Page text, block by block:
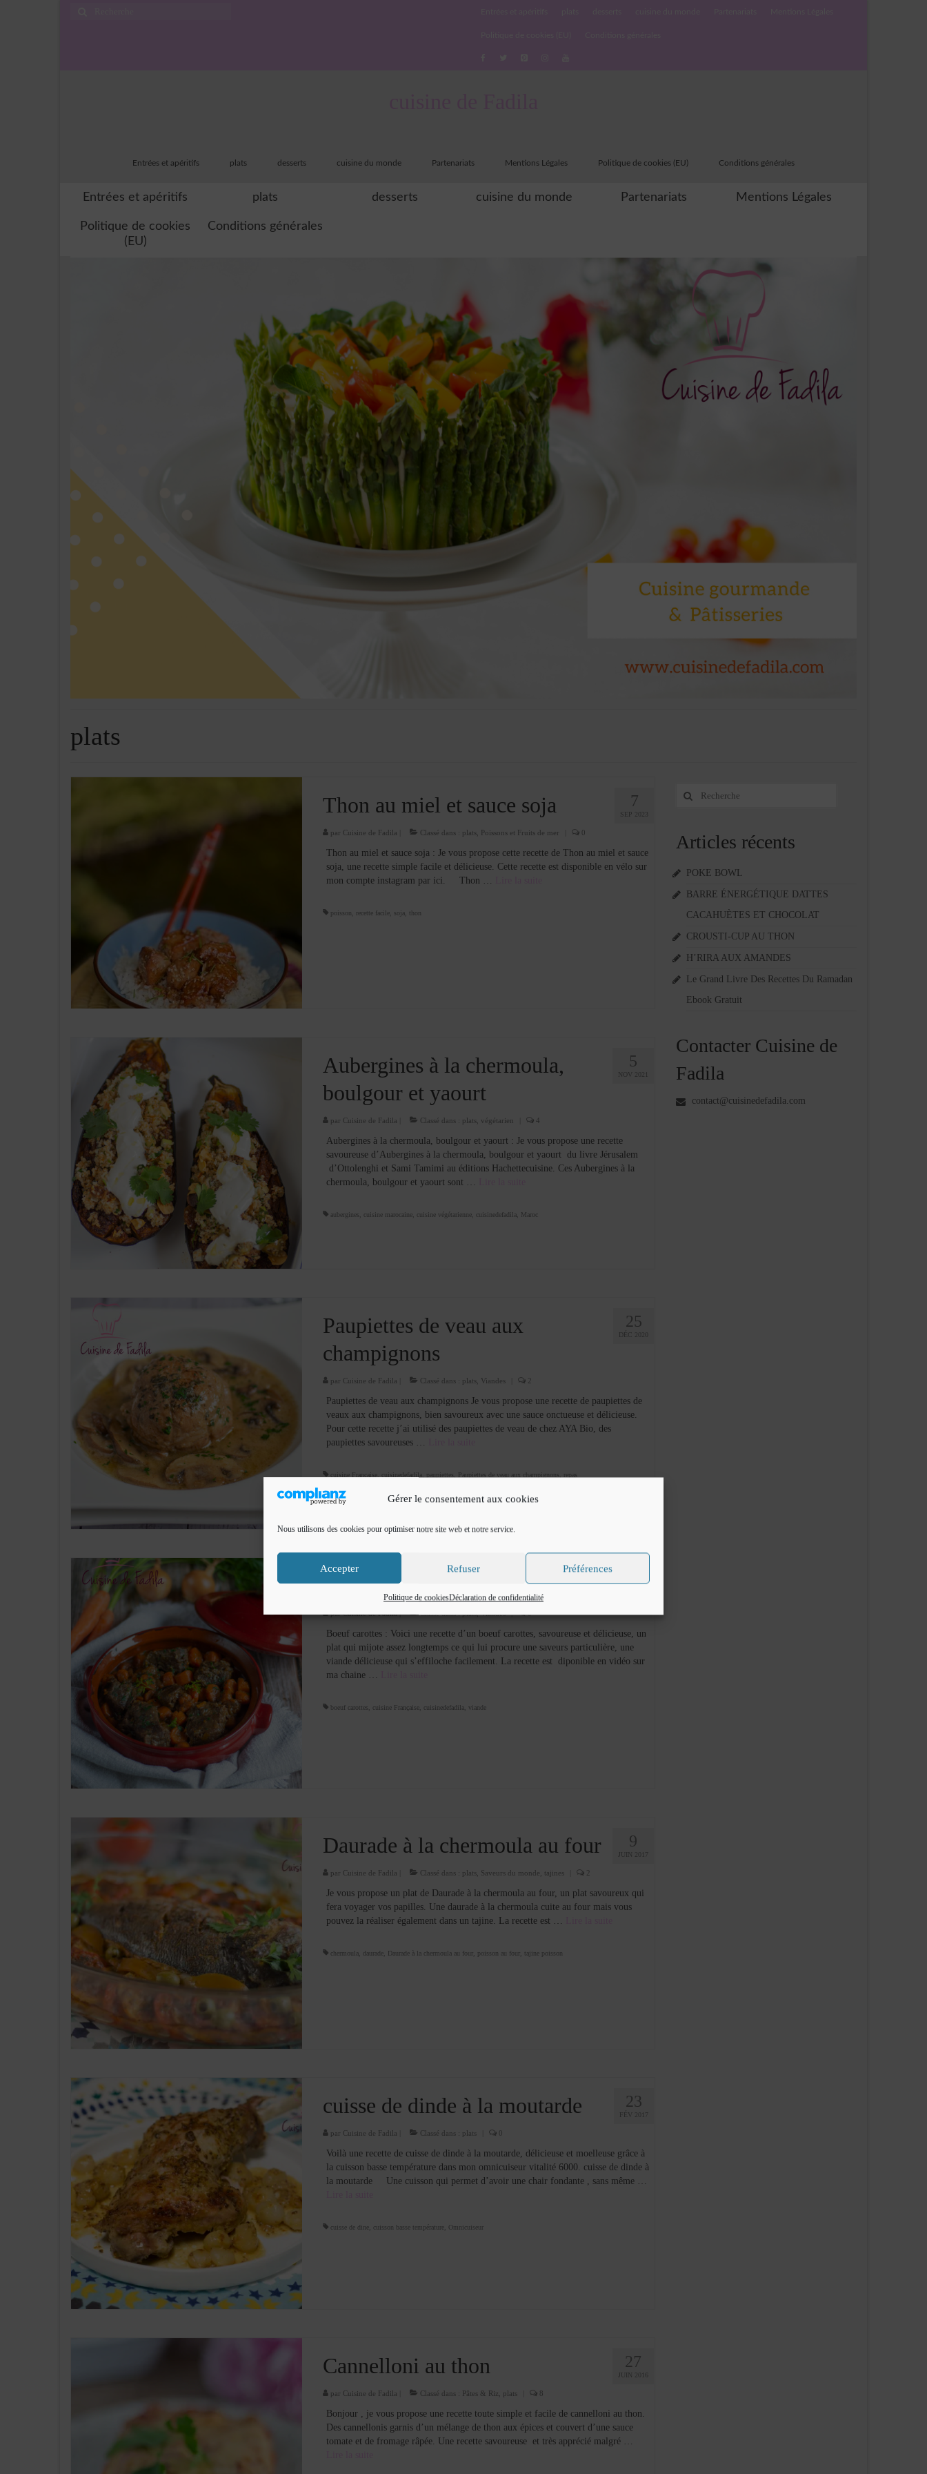
Gérer le consentement aux cookies
Nous utilisons des cookies pour optimiser notre site web et notre service.
Accepter Refuser Préférences
Politique de cookiesDéclaration de confidentialité
Entrées et apéritifs plats desserts cuisine du monde Partenariats Mentions Légales Politique de cookies (EU) Conditions générales
Entrées et apéritifs plats desserts cuisine du monde Partenariats Mentions Légales
Politique de cookies
(EU)
Conditions générales
plats
7
SEP 2023
Thon au miel et sauce soja
par Cuisine de Fadila Classé dans : plats, Poissons et Fruits de mer 0
Thon au miel et sauce soja : Je vous propose cette recette de Thon au miel et sauce
soja, une recette simple facile et délicieuse. Cette recette est disponible en vélo sur
mon compte instagram par ici. Thon …
poisson, recette facile, soja, thon
5
NOV 2021
Aubergines à la chermoula,
boulgour et yaourt
par Cuisine de Fadila Classé dans : plats, végétarien 4
Aubergines à la chermoula, boulgour et yaourt : Je vous propose une recette
savoureuse d’Aubergines à la chermoula, boulgour et yaourt du livre Jérusalem
d’Ottolenghi et Sami Tamimi au éditions Hachettecuisine. Ces Aubergines à la
chermoula, boulgour et yaourt sont …
aubergines cuisine marocaine, cuisine végétarienne, cuisinedefadila, Maroc
25
DÉC 2020
Paupiettes de veau aux
champignons
par Cuisine de Fadila Classé dans : plats, Viandes 2
Paupiettes de veau aux champignons Je vous propose une recette de paupiettes de
veaux aux champignons, bien savoureux avec une sauce onctueuse et délicieuse.
Pour cette recette j’ai utilisé des paupiettes de veau de chez AYA Bio, des
paupiettes savoureuses …
cuisine Française, cuisinedefadila, paupiettes Paupiettes de veau aux champignons repas
17
Boeuf carottes
parCuisine de Fadila| Classé dans :plats,Viandes | 0
Boeuf carottes : Voici une recette d’un boeuf carottes, savoureuse et délicieuse, un
plat qui mijote assez longtemps ce qui lui procure une saveurs particulière, une
viande délicieuse qui s’effiloche facilement. La recette est diponible en vidéo sur
ma chaine …
boeuf carottes cuisine Française, cuisinedefadila, viande
9
JUIN 2017
Daurade à la chermoula au four
par Cuisine de Fadila Classé dans : plats, Saveurs du monde tajines 2
Je vous propose un plat de Daurade à la chermoula au four, un plat savoureux qui
fera voyager vos papilles. Une daurade à la chermoula cuite au four mais vous
pouvez la réaliser également dans un tajine. La recette est …
chermoula, daurade, Daurade à la chermoula au four, poisson au four, tajine poisson
23
FÉV 2017
cuisse de dinde à la moutarde
par Cuisine de Fadila Classé dans : plats 0
Voilà une recette de cuisse de dinde à la moutarde, délicieuse et moelleuse grâce à
la cuisson basse température dans mon omnicuiseur vitalité 6000. cuisse de dinde à
la moutarde Une cuisson qui permet d’avoir une chair fondante , sans même …
cuisse de dine, cuisson basse température, Omnicuiseur
27
JUIN 2016
Cannelloni au thon
par Cuisine de Fadila Classé dans : Pâtes & Riz plats 8
Bonjour , je vous propose une recette toute simple et facile de cannelloni au thon.
Des cannellonis garnis d’un mélange de thon aux épices et couvert d’une sauce
tomate et de fromage râpée. Une recette savoureuse et très apprécié malgré …
Rechercher
Articles récents
POKE BOWL
BARRE ÉNERGÉTIQUE DATTES
CACAHUÈTES ET CHOCOLAT
CROUSTI-CUP AU THON
H’RIRA AUX AMANDES
Le Grand Livre Des Recettes Du Ramadan
Ebook Gratuit
Contacter Cuisine de
Fadila
contact@cuisinedefadila.com